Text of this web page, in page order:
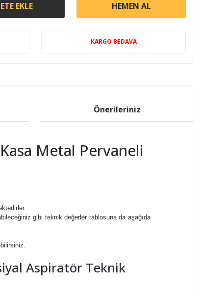
EKLE HEMEN AL
KARGO BEDAVA
Önerileriniz
Metal Pervaneli
gibi teknik değerler tablosunada aşağıda
Aspiratör Teknik